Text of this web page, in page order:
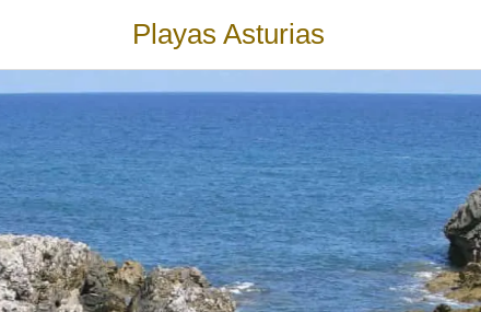
Playas Asturias